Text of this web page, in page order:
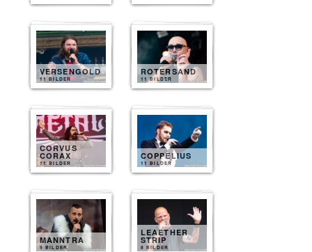
VERSENGOLD
11 BILDER
ROTERSAND
11 BILDER
CORVUS
CORAX
11 BILDER
COPPELIUS
11 BILDER
MANNTRA
9 BILDER
LEAETHER
STRIP
8 BILDER